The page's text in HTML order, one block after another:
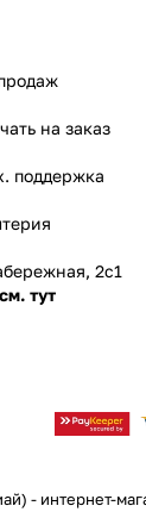
на заказ
поддержка
2с1
тут
- интернет-